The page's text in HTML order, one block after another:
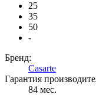
25
35
50
-
Бренд:
Casarte
Гарантия
84 мес.